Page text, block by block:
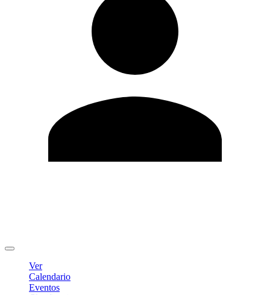
Ver
Calendario
Eventos